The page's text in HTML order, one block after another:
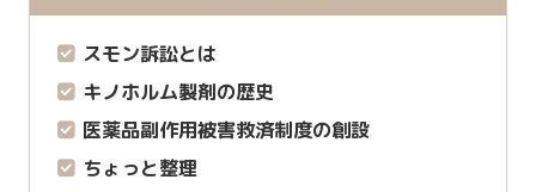
スモン訴訟とは
キノホルム製剤の歴史
医薬品副作用被害救済制度の創設
ちょっと整理